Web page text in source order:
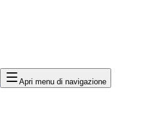
Apri menu di navigazione